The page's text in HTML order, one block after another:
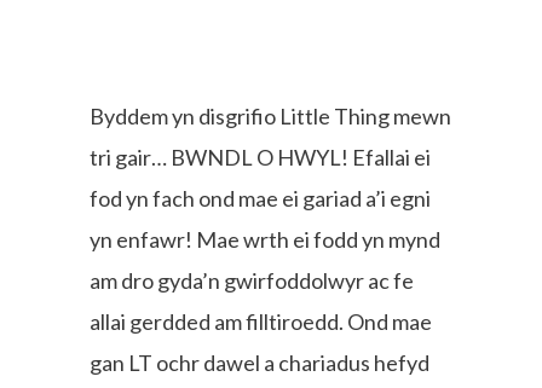
Byddem yn disgrifio Little Thing mewn
tri gair… BWNDL O HWYL! Efallai ei
fod yn fach ond mae ei gariad a’i egni
yn enfawr! Mae wrth ei fodd yn mynd
am dro gyda’n gwirfoddolwyr ac fe
allai gerdded am filltiroedd. Ond mae
gan LT ochr dawel a chariadus hefyd